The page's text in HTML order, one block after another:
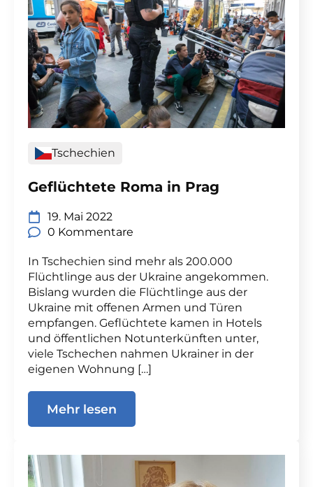
Tschechien
Geflüchtete Roma in Prag
19. Mai 2022
0 Kommentare
In Tschechien sind mehr als 200.000
Flüchtlinge aus der Ukraine angekommen.
Bislang wurden die Flüchtlinge aus der
Ukraine mit offenen Armen und Türen
empfangen. Geflüchtete kamen in Hotels
und öffentlichen Notunterkünften unter,
viele Tschechen nahmen Ukrainer in der
eigenen Wohnung […]
Mehr lesen